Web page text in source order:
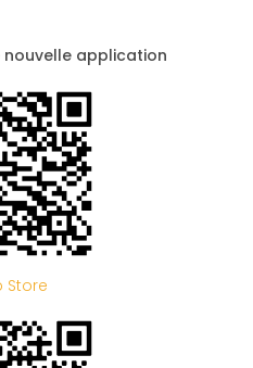
application
Store